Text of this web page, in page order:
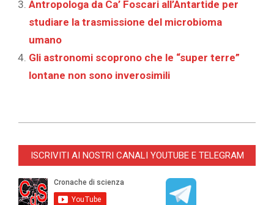
Antropologa da Ca’ Foscari all’Antartide per
studiare la trasmissione del microbioma
umano
Gli astronomi scoprono che le “super terre”
lontane non sono inverosimili
07-
ISCRIVITI AI NOSTRI CANALI YOUTUBE E TELEGRAM